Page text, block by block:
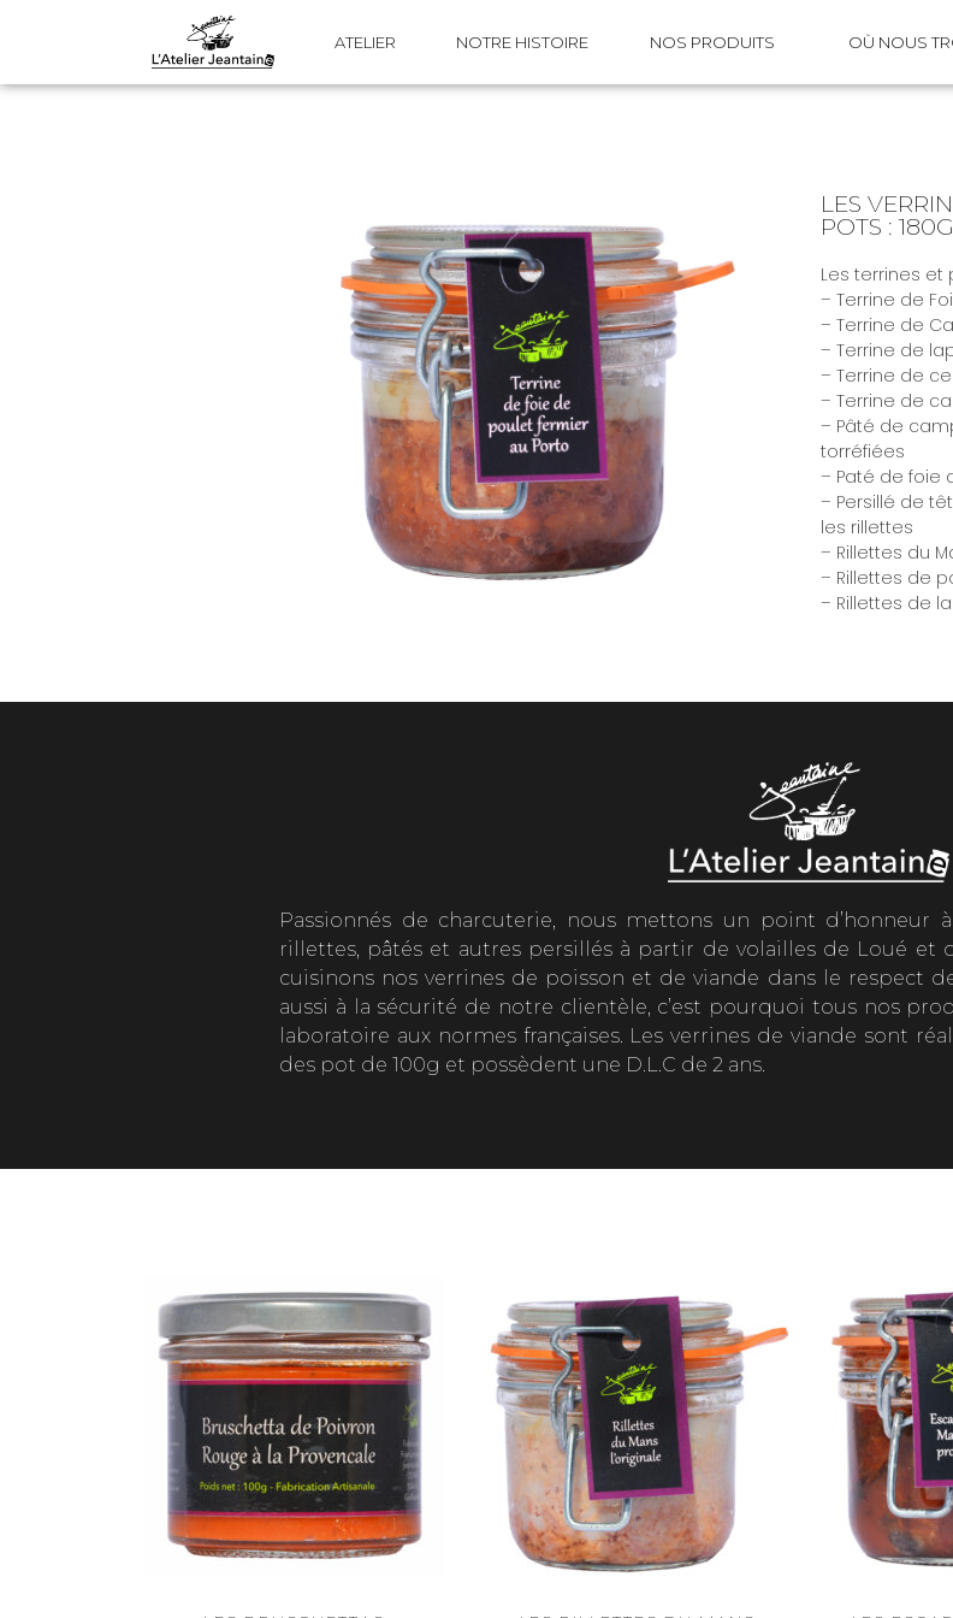
ATELIER NOTRE HISTOIRE NOS PRODUITS OÙ NOUS
LES
POTS : 180G
Les terrines et
– Terrine de
– Terrine de
– Terrine de
– Terrine de
– Terrine de
– Pâté de
torréfiées
– Paté de foie
– Persillé de
les rillettes
– Rillettes du
– Rillettes de
– Rillettes de
Passionnés de charcuterie, nous mettons un point d’honneur
rillettes, pâtés et autres persillés à partir de volailles de Loué et
cuisinons nos verrines de poisson et de viande dans le respect
aussi à la sécurité de notre clientèle, c’est pourquoi tous nos
laboratoire aux normes françaises. Les verrines de viande sont
des pot de 100g et possèdent une D.L.C de 2 ans.